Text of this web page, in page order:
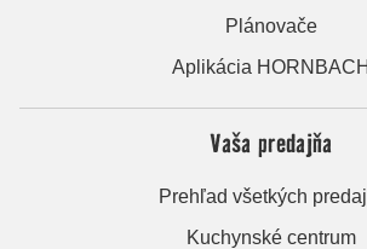
Plánovače
Aplikácia HORNBACH
Vaša predajňa
Prehľad všetkých
Kuchynské centrum